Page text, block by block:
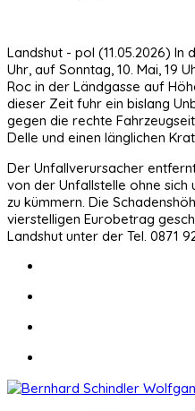
Landshut - pol (11.05.2026) In
Uhr, auf Sonntag, 10. Mai, 19
Roc in der Ländgasse auf
dieser Zeit fuhr ein bislang
gegen die rechte
Delle und einen länglichen
Der Unfallverursacher
von der Unfallstelle ohne sich
zu kümmern. Die
vierstelligen Eurobetrag
Landshut unter der Tel. 0871